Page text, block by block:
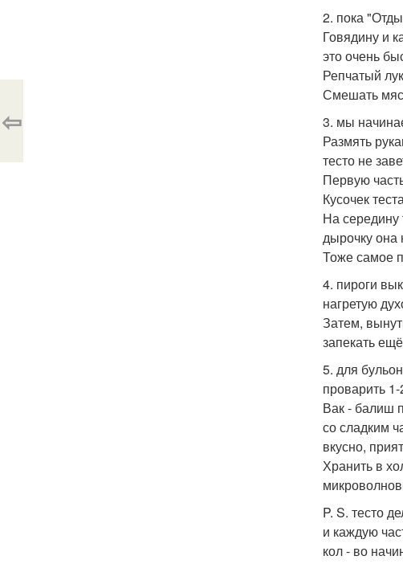
2. пока
Говядину и
это очень
Репчатый
Смешать
3. мы
Размять
тесто не
Первую
Кусочек
На середину
дырочку она
Тоже самое
4. пироги
нагретую
Затем,
запекать
5. для
проварить
Вак - балиш
со сладким
вкусно,
Хранить в
P. S. тесто
и каждую
кол - во
⇦